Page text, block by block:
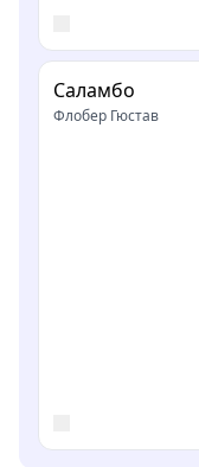
Саламбо
Флобер Гюстав